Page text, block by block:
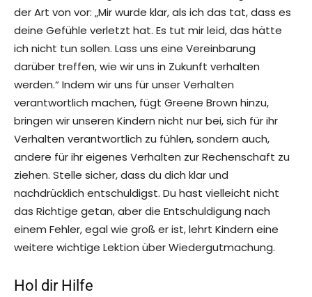
der Art von vor: „Mir wurde klar, als ich das tat, dass es
deine Gefühle verletzt hat. Es tut mir leid, das hätte
ich nicht tun sollen. Lass uns eine Vereinbarung
darüber treffen, wie wir uns in Zukunft verhalten
werden.“ Indem wir uns für unser Verhalten
verantwortlich machen, fügt Greene Brown hinzu,
bringen wir unseren Kindern nicht nur bei, sich für ihr
Verhalten verantwortlich zu fühlen, sondern auch,
andere für ihr eigenes Verhalten zur Rechenschaft zu
ziehen. Stelle sicher, dass du dich klar und
nachdrücklich entschuldigst. Du hast vielleicht nicht
das Richtige getan, aber die Entschuldigung nach
einem Fehler, egal wie groß er ist, lehrt Kindern eine
weitere wichtige Lektion über Wiedergutmachung.
Hol dir Hilfe